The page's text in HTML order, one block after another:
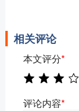
相关评论
本文评分*
评论内容*